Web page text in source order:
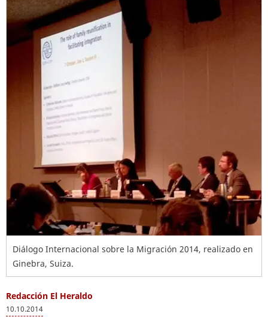
Diálogo Internacional sobre la Migración 2014, realizado en
Ginebra, Suiza.
Redacción El Heraldo
10.10.2014